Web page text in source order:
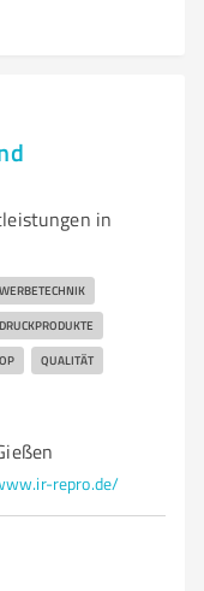
in
WERBETECHNIK
DRUCKPRODUKTE
QUALITÄT
repro.de/